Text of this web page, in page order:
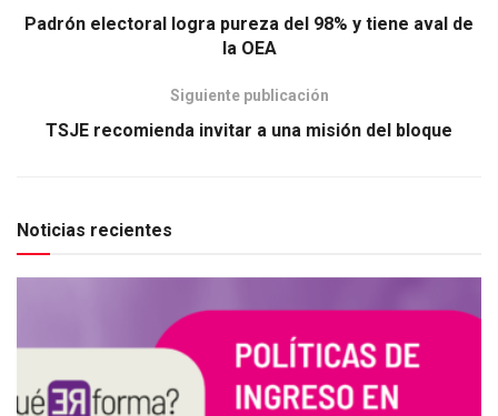
Padrón electoral logra pureza del 98% y tiene aval de
la OEA
Siguiente publicación
TSJE recomienda invitar a una misión del bloque
Noticias recientes